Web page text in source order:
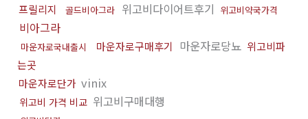
프릴리지 골드비아그라 위고비다이어트후기 위고비약국가격
비아그라
마운자로국내출시 마운자로구매후기 마운자로당뇨 위고비파
는곳
마운자로단가 vinix
위고비 가격 비교 위고비구매대행